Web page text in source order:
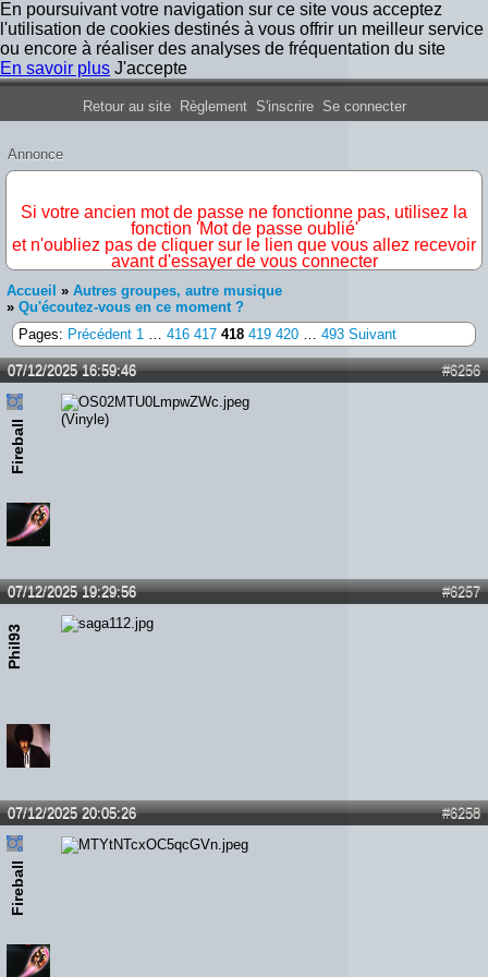
En poursuivant votre navigation sur ce site vous acceptez
l'utilisation de cookies destinés à vous offrir un meilleur service
ou encore à réaliser des analyses de fréquentation du site
En savoir plus J'accepte
Forum Iron Maiden France
Retour au site Règlement S'inscrire Se connecter
Annonce
Si votre ancien mot de passe ne fonctionne pas, utilisez la
fonction 'Mot de passe oublié'
et n'oubliez pas de cliquer sur le lien que vous allez recevoir
avant d'essayer de vous connecter
Accueil » Autres groupes, autre musique
» Qu'écoutez-vous en ce moment ?
Pages: Précédent 1 … 416 417 418 419 420 … 493 Suivant
#6256
07/12/2025 16:59:46
Fireball (Vinyle)
#6257
07/12/2025 19:29:56
Phil93
#6258
07/12/2025 20:05:26
Fireball